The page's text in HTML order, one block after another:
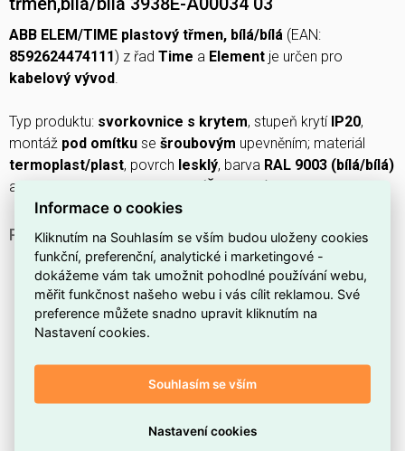
ABB ELEM/TIME plastový třmen, bílá/bílá (EAN:
8592624474111 ) z řad Time a Element je určen pro
kabelový vývod.
Typ produktu: svorkovnice s krytem, stupeň krytí IP20,
montáž pod omítku se šroubovým upevněním; materiál
termoplast/plast, povrch lesklý, barva RAL 9003 (bílá/bílá)
a rozměry
PROČ SI VYBRAT TUTO KABELOVOU VÝVODKU?
Vhodná prokabelový vývod v běžných elektrických
instalacích.
Poskytuje ochranu podle IP20.
Navržena promontáž pod omítku
Obsahujeplastový třmenpro pevné uchycení vedení.
Informace o cookies
Kliknutím na Souhlasím se vším budou uloženy cookies
funkční, preferenční, analytické i marketingové -
dokážeme vám tak umožnit pohodlné používání webu,
měřit funkčnost našeho webu i vás cílit reklamou. Své
preference můžete snadno upravit kliknutím na
Nastavení cookies.
Souhlasím se vším
Nastavení cookies